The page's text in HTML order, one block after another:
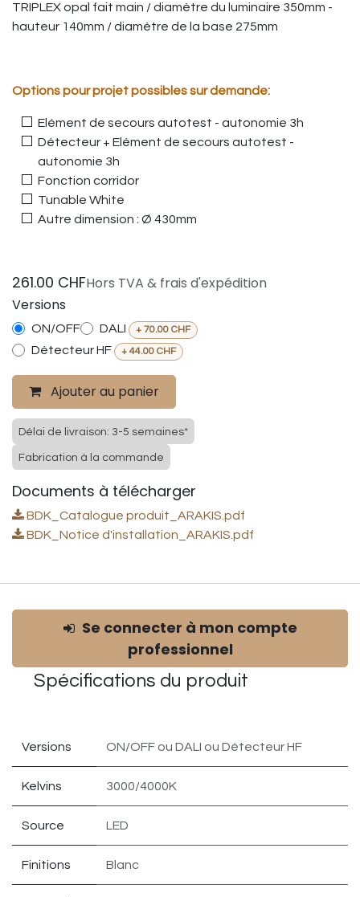
TRIPLEX opal fait main / diamètre du luminaire 350mm -
hauteur 140mm / diamètre de la base 275mm
Options pour projet possibles sur demande:
Elément de secours autotest - autonomie 3h
Détecteur + Elément de secours autotest -
autonomie 3h
Fonction corridor
Tunable White
Autre dimension : Ø 430mm
261.00 CHFHors TVA & frais d'expédition
Versions
ON/OFF DALI + 70.00CHF
Détecteur HF + 44.00CHF
Ajouter au panier
Délai de livraison: 3-5 semaines*
Fabrication à la commande
Documents à télécharger
BDK_Catalogue produit_ARAKIS.pdf
BDK_Notice d'installation_ARAKIS.pdf
Se connecter à mon compte
professionnel
Spécifications du produit
Versions ON/OFF ou DALI ou Détecteur HF
Kelvins 3000/4000K
Source LED
Finitions Blanc